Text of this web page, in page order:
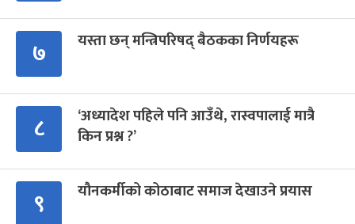
७ यस्ता छन् मन्त्रिपरिषद् बैठकका निर्णयहरू
८
‘अध्यादेश पहिले पनि आउँथे, रास्वपालाई मात्रै
किन प्रश्न ?’
९ यौनकर्मीको कोठाबाट समाज देखाउने प्रयास